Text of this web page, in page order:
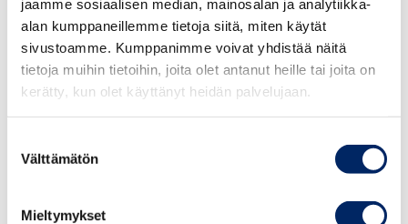
jaamme sosiaalisen median, mainosalan ja analytiikka-
alan kumppaneillemme tietoja siitä, miten käytät
sivustoamme. Kumppanimme voivat yhdistää näitä
tietoja muihin tietoihin, joita olet antanut heille tai joita on
kerätty, kun olet käyttänyt heidän palvelujaan.
valinta
Välttämätön
Mieltymykset
työpaikkailmoitus